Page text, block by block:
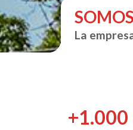
SOMOS
La
+1.000